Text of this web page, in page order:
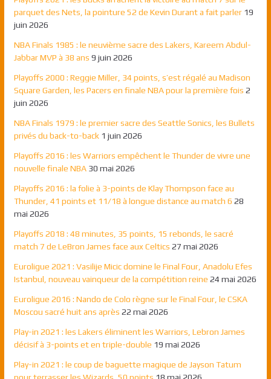
parquet des Nets, la pointure 52 de Kevin Durant a fait parler 19
juin 2026
NBA Finals 1985 : le neuvième sacre des Lakers, Kareem Abdul-
Jabbar MVP à 38 ans 9 juin 2026
Playoffs 2000 : Reggie Miller, 34 points, s’est régalé au Madison
Square Garden, les Pacers en finale NBA pour la première fois 2
juin 2026
NBA Finals 1979 : le premier sacre des Seattle Sonics, les Bullets
privés du back-to-back 1 juin 2026
Playoffs 2016 : les Warriors empêchent le Thunder de vivre une
nouvelle finale NBA 30 mai 2026
Playoffs 2016 : la folie à 3-points de Klay Thompson face au
Thunder, 41 points et 11/18 à longue distance au match 6 28
mai 2026
Playoffs 2018 : 48 minutes, 35 points, 15 rebonds, le sacré
match 7 de LeBron James face aux Celtics 27 mai 2026
Euroligue 2021 : Vasilije Micic domine le Final Four, Anadolu Efes
Istanbul, nouveau vainqueur de la compétition reine 24 mai 2026
Euroligue 2016 : Nando de Colo règne sur le Final Four, le CSKA
Moscou sacré huit ans après 22 mai 2026
Play-in 2021 : les Lakers éliminent les Warriors, Lebron James
décisif à 3-points et en triple-double 19 mai 2026
Play-in 2021 : le coup de baguette magique de Jayson Tatum